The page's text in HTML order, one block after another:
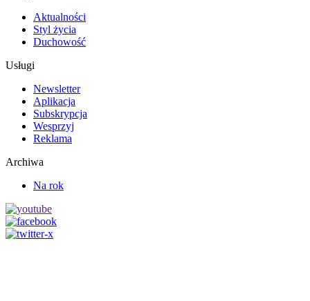
Aktualności
Styl życia
Duchowość
Usługi
Newsletter
Aplikacja
Subskrypcja
Wesprzyj
Reklama
Archiwa
Na rok